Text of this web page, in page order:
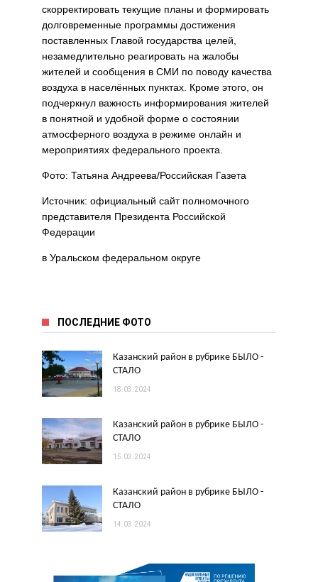
скорректировать текущие планы и формировать
долговременные программы достижения
поставленных Главой государства целей,
незамедлительно реагировать на жалобы
жителей и сообщения в СМИ по поводу качества
воздуха в населённых пунктах. Кроме этого, он
подчеркнул важность информирования жителей
в понятной и удобной форме о состоянии
атмосферного воздуха в режиме онлайн и
мероприятиях федерального проекта.
Фото: Татьяна Андреева/Российская Газета
Источник: официальный сайт полномочного
представителя Президента Российской
Федерации
в Уральском федеральном округе
ПОСЛЕДНИЕ ФОТО
Казанский район в рубрике БЫЛО -
СТАЛО
18.03.2024
Казанский район в рубрике БЫЛО -
СТАЛО
15.03.2024
Казанский район в рубрике БЫЛО -
СТАЛО
14.03.2024